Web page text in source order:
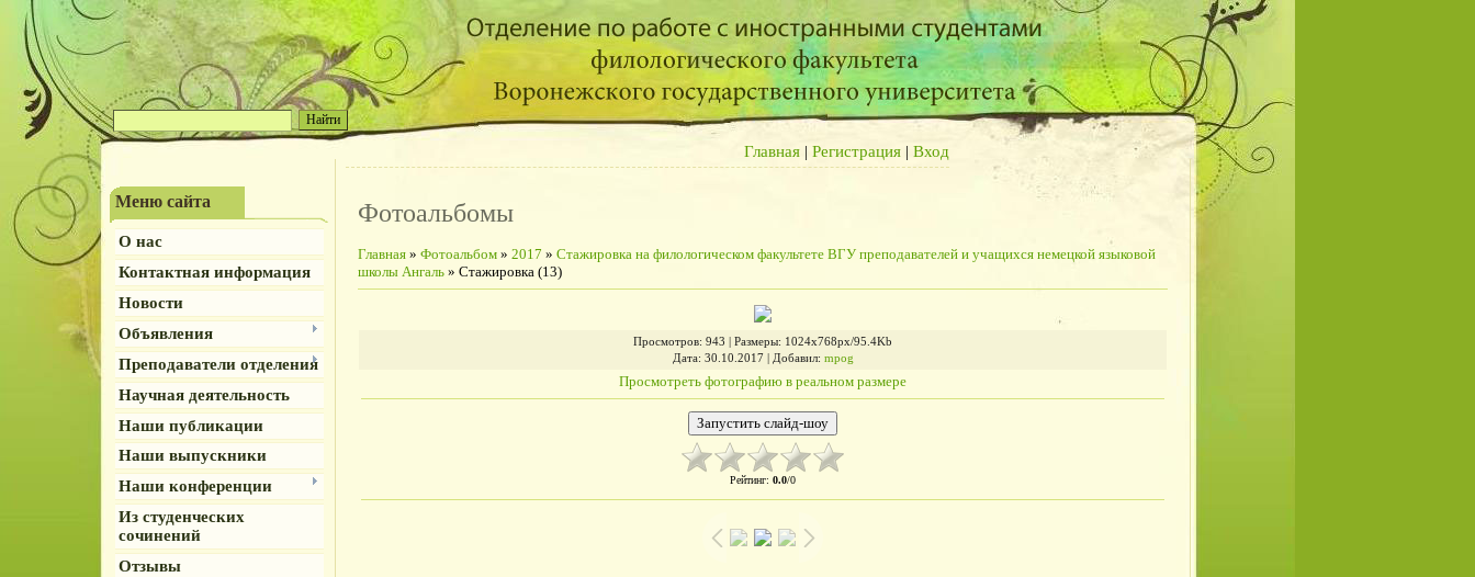
Главная | Регистрация | Вход
Меню сайта
О нас
Контактная информация
Новости
Объявления
Преподаватели отделения
Научная деятельность
Наши публикации
Наши выпускники
Наши конференции
Из студенческих
сочинений
Отзывы
Фотоальбомы
Главная » Фотоальбом » 2017 » Стажировка на филологическом факультете ВГУ преподавателей и учащихся немецкой языковой
школы Ангаль » Стажировка (13)
Просмотров: 943 | Размеры: 1024x768px/95.4Kb
Дата: 30.10.2017 | Добавил: mpog
Просмотреть фотографию в реальном размере
Рейтинг: 0.0/0